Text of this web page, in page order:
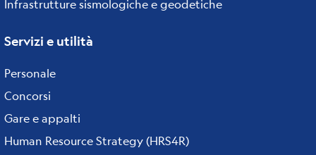
Infrastrutture sismologiche e geodetiche
Servizi e utilità
Personale
Concorsi
Gare e appalti
Human Resource Strategy (HRS4R)